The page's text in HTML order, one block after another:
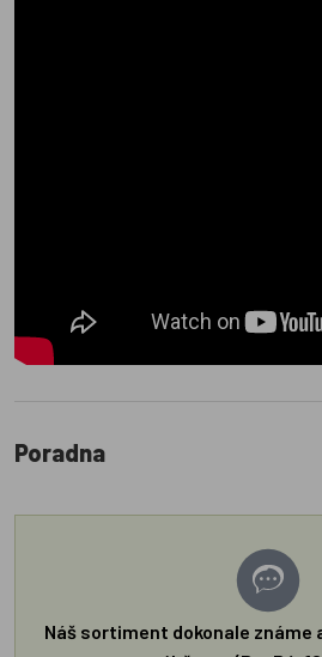
Poradna
Náš sortiment dokonale známe